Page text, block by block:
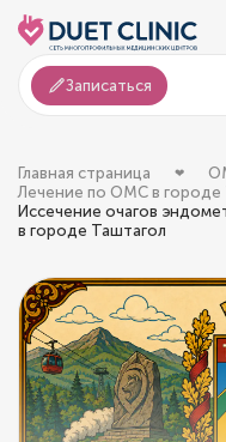
Записаться
Главная страница
Лечение по ОМС в городе
Иссечение очагов
в городе Таштагол